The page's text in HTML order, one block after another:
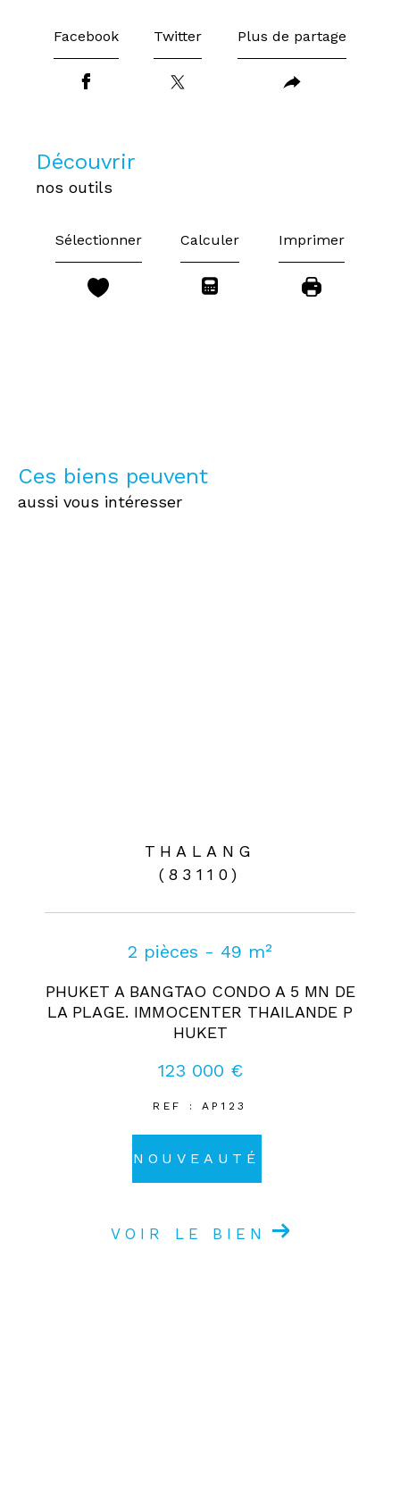
Facebook Twitter Plus de partage
découvrir
nos outils
Sélectionner Calculer Imprimer
Ces biens peuvent
aussi vous intéresser
THALANG
(83110)
2 pièces - 49 m²
PHUKET A BANGTAO CONDO A 5 MN DE
LA PLAGE. IMMOCENTER THAILANDE P
HUKET
123 000 €
REF : AP123
NOUVEAUTÉ
VOIR LE BIEN